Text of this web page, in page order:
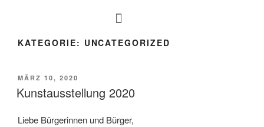
KATEGORIE: UNCATEGORIZED
MÄRZ 10, 2020
Kunstausstellung 2020
Liebe Bürgerinnen und Bürger,